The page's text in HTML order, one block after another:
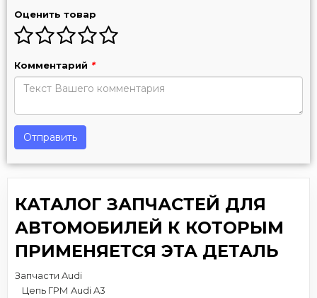
Оценить товар
Комментарий *
Отправить
КАТАЛОГ ЗАПЧАСТЕЙ ДЛЯ
АВТОМОБИЛЕЙ К КОТОРЫМ
ПРИМЕНЯЕТСЯ ЭТА ДЕТАЛЬ
Запчасти Audi
Цепь ГРМ Audi A3